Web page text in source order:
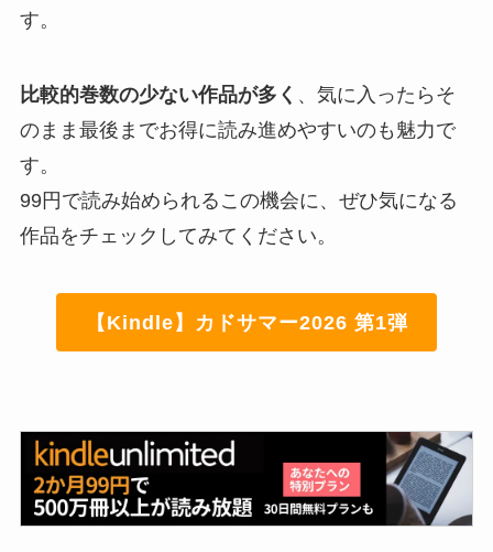
す。
比較的巻数の少ない作品が多く 、気に入ったらそ
のまま最後までお得に読み進めやすいのも魅力で
す。
99円で読み始められるこの機会に、ぜひ気になる
作品をチェックしてみてください。
【Kindle】カドサマー2026 第1弾